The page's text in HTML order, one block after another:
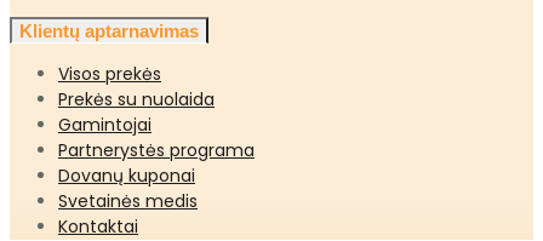
Klientų aptarnavimas
Visos prekės
Prekės su nuolaida
Gamintojai
Partnerystės programa
Dovanų kuponai
Svetainės medis
Kontaktai